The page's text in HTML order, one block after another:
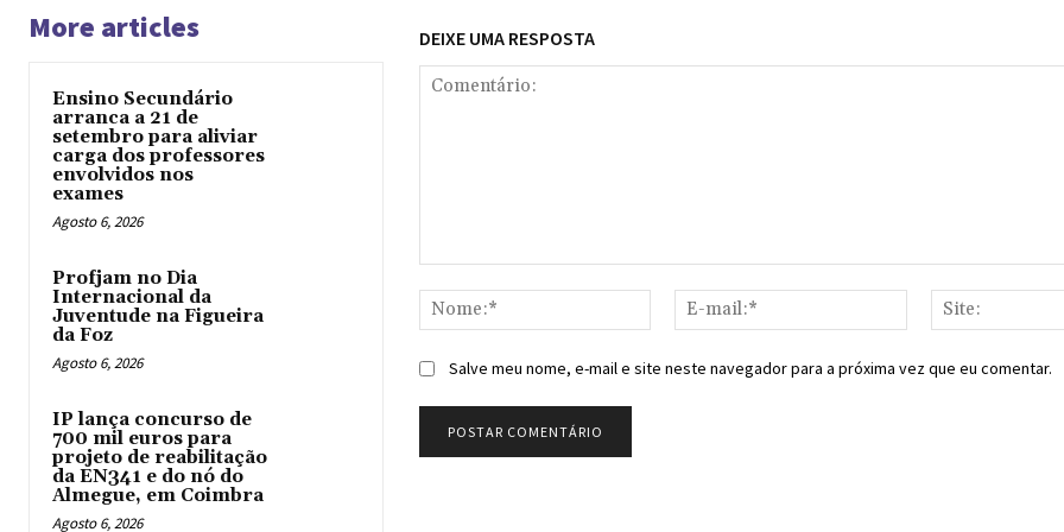
More articles
Ensino Secundário
arranca a 21 de
setembro para aliviar
carga dos professores
envolvidos nos
exames
Agosto 6, 2026
Profjam no Dia
Internacional da
Juventude na Figueira
da Foz
Agosto 6, 2026
IP lança concurso de
700 mil euros para
projeto de reabilitação
da EN341 e do nó do
Almegue, em Coimbra
Agosto 6, 2026
DEIXE UMA RESPOSTA
Nome:*
mail:*
Salve meu nome, e-mail e site neste navegador para a próxima vez que eu comentar.